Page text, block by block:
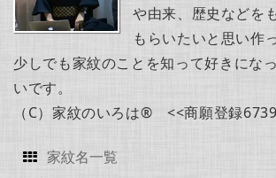
や由来、歴史などを
もらいたいと思い作
少しでも家紋のことを知って好きにな
いです。
（C）家紋のいろは® <<商願登録
家紋名一覧